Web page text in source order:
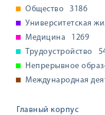
Общество
3186
Университетская
Медицина
1269
Трудоустройство
Непрерывное
Международная
Главный корпус